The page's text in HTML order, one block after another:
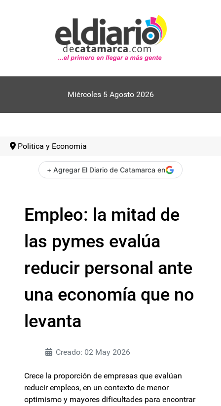
Miércoles 5 Agosto 2026
Politica y Economia
+ Agregar El Diario de Catamarca en
Empleo: la mitad de
las pymes evalúa
reducir personal ante
una economía que no
levanta
Creado: 02 May 2026
Crece la proporción de empresas que evalúan
reducir empleos, en un contexto de menor
optimismo y mayores dificultades para encontrar